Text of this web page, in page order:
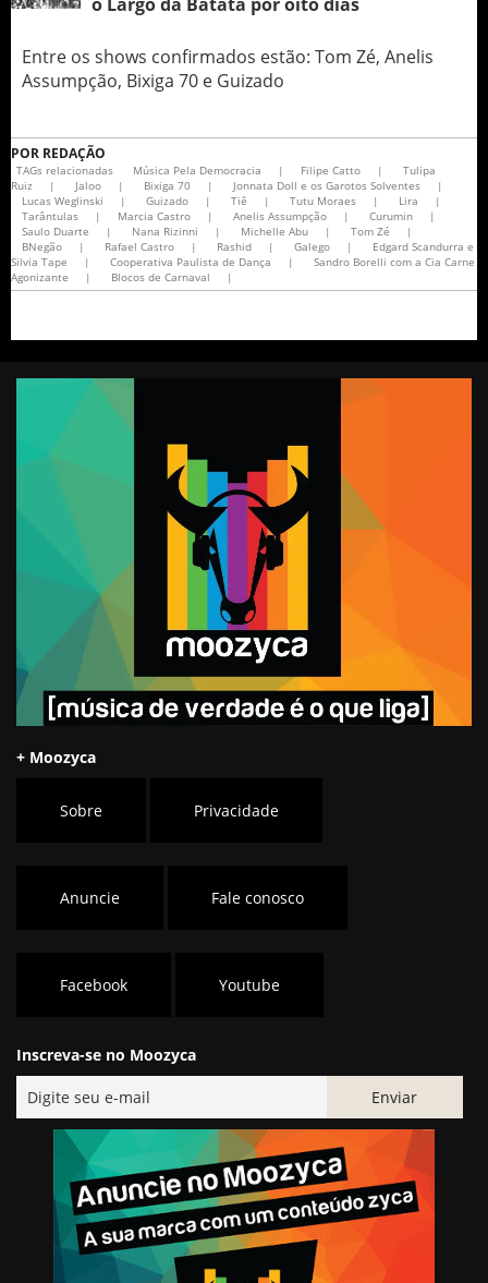
Entre os shows confirmados estão: Tom Zé, Anelis
Assumpção, Bixiga 70 e Guizado
POR REDAÇÃO
TAGs relacionadas Música Pela Democracia | Filipe Catto |
Tulipa
Ruiz
| Jaloo | Bixiga 70 | Jonnata Doll e os Garotos Solventes
|
Lucas Weglinski
| Guizado | Tiê | Tutu Moraes | Lira
|
Tarântulas
| Marcia Castro | Anelis Assumpção | Curumin
|
Saulo Duarte
| Nana Rizinni | Michelle Abu | Tom Zé
|
BNegão
| Rafael Castro | Rashid | Galego |
Edgard Scandurra e
Silvia Tape
| Cooperativa Paulista de Dança |
Sandro Borelli com a Cia Carne
Agonizante
| Blocos de Carnaval |
+ Moozyca
Sobre Privacidade
Anuncie Fale conosco
Facebook Youtube
Inscreva-se no Moozyca